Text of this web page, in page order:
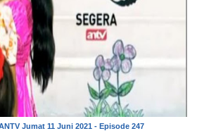
Jumat 11 Juni 2021 - Episode 247